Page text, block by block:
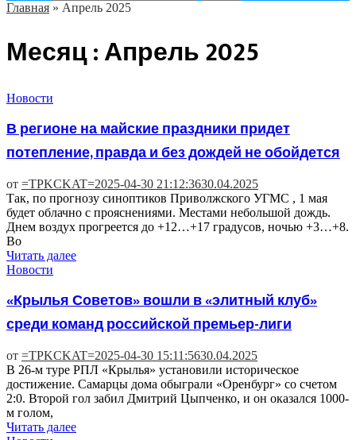
Главная » Апрель 2025
Месяц : Апрель 2025
Новости
В регионе на майские праздники придет
потепление, правда и без дождей не обойдется
от =TPKCKAT=2025-04-30 21:12:3630.04.2025
Так, по прогнозу синоптиков Приволжского УГМС , 1 мая
будет облачно с прояснениями. Местами небольшой дождь.
Днем воздух прогреется до +12…+17 градусов, ночью +3…+8.
Во
Читать далее
Новости
«Крылья Советов» вошли в «элитный клуб»
среди команд российской премьер-лиги
от =TPKCKAT=2025-04-30 15:11:5630.04.2025
В 26-м туре РПЛ «Крылья» установили историческое
достижение. Самарцы дома обыграли «Оренбург» со счетом
2:0. Второй гол забил Дмитрий Цыпченко, и он оказался 1000-
м голом,
Читать далее